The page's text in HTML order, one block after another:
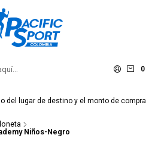
0
del lugar de destino y el monto de compra
Niños-Negro